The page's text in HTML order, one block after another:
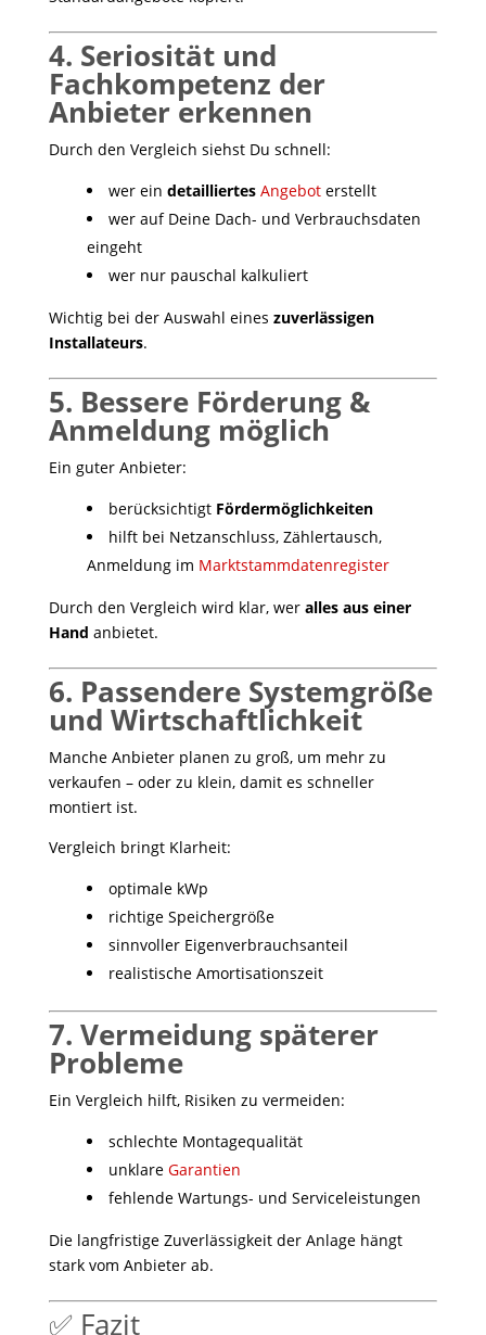
4. Seriosität und
Fachkompetenz der
Anbieter erkennen
Durch den Vergleich siehst Du schnell:
wer ein detailliertes Angeboterstellt
wer auf Deine Dach- und Verbrauchsdaten
eingeht
wer nur pauschal kalkuliert
Wichtig bei der Auswahl eines zuverlässigen
Installateurs.
5. Bessere Förderung &
Anmeldung möglich
Ein guter Anbieter:
berücksichtigt Fördermöglichkeiten
hilft bei Netzanschluss, Zählertausch,
Anmeldung im Marktstammdatenregister
Durch den Vergleich wird klar, wer alles aus einer
Hand anbietet.
6. Passendere Systemgröße
und Wirtschaftlichkeit
Manche Anbieter planen zu groß, um mehr zu
verkaufen – oder zu klein, damit es schneller
montiert ist.
Vergleich bringt Klarheit:
optimale kWp
richtige Speichergröße
sinnvoller Eigenverbrauchsanteil
realistische Amortisationszeit
7. Vermeidung späterer
Probleme
Ein Vergleich hilft, Risiken zu vermeiden:
schlechte Montagequalität
unklare Garantien
fehlende Wartungs- und Serviceleistungen
Die langfristige Zuverlässigkeit der Anlage hängt
stark vom Anbieter ab.
✅ Fazit